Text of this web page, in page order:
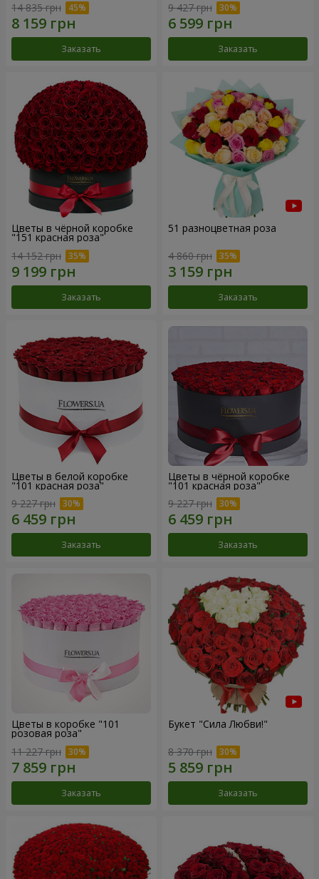
14 835 грн
Заказать
9 427 грн
Заказать
Цветы в чёрной коробке
"151 красная роза"
14 152 грн
Заказать
51 разноцветная роза
4 860 грн
Заказать
Цветы в белой коробке
"101 красная роза"
9 227 грн
Заказать
Цветы в чёрной коробке
"101 красная роза"
9 227 грн
Заказать
Цветы в коробке "101
розовая роза"
11 227 грн
Заказать
Букет "Сила Любви!"
8 370 грн
Заказать